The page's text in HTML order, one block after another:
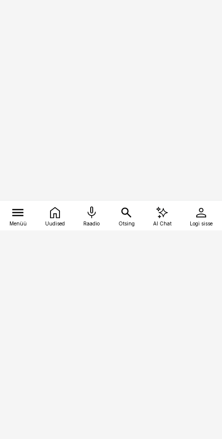
Menüü Uudised Raadio Otsing AI Chat Logi sisse